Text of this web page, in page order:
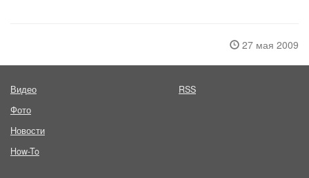
27 мая 2009
Видео
Фото
Новости
How-To
RSS